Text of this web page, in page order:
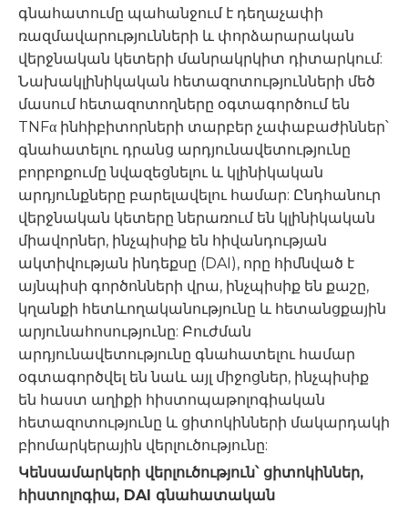
գնահատումը պահանջում է դեղաչափի
ռազմավարությունների և փորձարարական
վերջնական կետերի մանրակրկիտ դիտարկում:
Նախակլինիկական հետազոտությունների մեծ
մասում հետազոտողները օգտագործում են
TNFα ինհիբիտորների տարբեր չափաբաժիններ՝
գնահատելու դրանց արդյունավետությունը
բորբոքումը նվազեցնելու և կլինիկական
արդյունքները բարելավելու համար: Ընդհանուր
վերջնական կետերը ներառում են կլինիկական
միավորներ, ինչպիսիք են հիվանդության
ակտիվության ինդեքսը (DAI), որը հիմնված է
այնպիսի գործոնների վրա, ինչպիսիք են քաշը,
կղանքի հետևողականությունը և հետանցքային
արյունահոսությունը: Բուժման
արդյունավետությունը գնահատելու համար
օգտագործվել են նաև այլ միջոցներ, ինչպիսիք
են հաստ աղիքի հիստոպաթոլոգիական
հետազոտությունը և ցիտոկինների մակարդակի
բիոմարկերային վերլուծությունը:
Կենսամարկերի վերլուծություն՝ ցիտոկիններ,
հիստոլոգիա, DAI գնահատական